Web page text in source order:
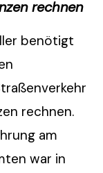
rechnen
benötigt
rechnen.
am
war in